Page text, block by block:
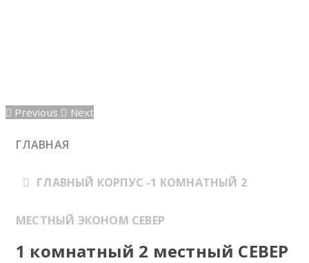
Previous Next
ГЛАВНАЯ
ГЛАВНЫЙ КОРПУС -1 КОМНАТНЫЙ 2
МЕСТНЫЙ ЭКОНОМ СЕВЕР
1 комнатный 2 местный СЕВЕР